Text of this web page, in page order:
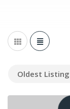
Oldest